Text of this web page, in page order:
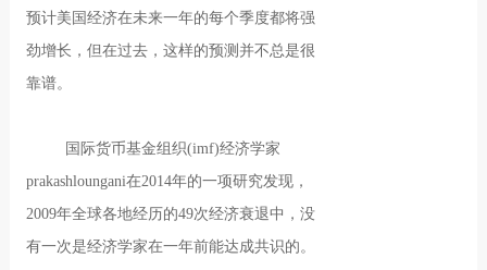
预计美国经济在未来一年的每个季度都将强
劲增长，但在过去，这样的预测并不总是很
靠谱。
国际货币基金组织(imf)经济学家
prakashloungani在2014年的一项研究发现，
2009年全球各地经历的49次经济衰退中，没
有一次是经济学家在一年前能达成共识的。